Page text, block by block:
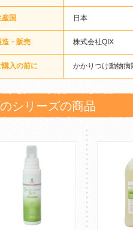
産国 日本
造・販売 株式会社QIX
購入の前に かかりつけ動物病
シリーズの商品